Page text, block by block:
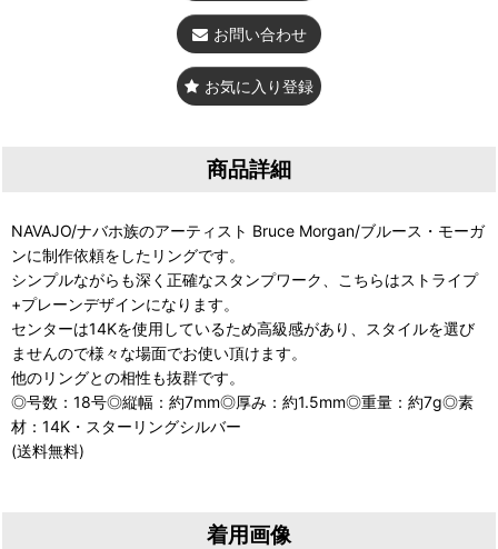
お問い合わせ
お気に入り登録
商品詳細
NAVAJO/ナバホ族のアーティスト Bruce Morgan/ブルース・モーガ
ンに制作依頼をしたリングです。
シンプルながらも深く正確なスタンプワーク、こちらはストライプ
+プレーンデザインになります。
センターは14Kを使用しているため高級感があり、スタイルを選び
ませんので様々な場面でお使い頂けます。
他のリングとの相性も抜群です。
◎号数：18号◎縦幅：約7mm◎厚み：約1.5mm◎重量：約7g◎素
材：14K・スターリングシルバー
(送料無料)
着用画像